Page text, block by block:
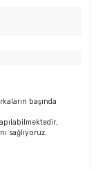
başında
sağlıyoruz.